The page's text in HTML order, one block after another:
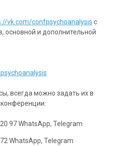
vk.com/confpsychoanalysis с
основной и дополнительной
всегда можно задать их в
97 WhatsApp, Telegram
WhatsApp, Telegram